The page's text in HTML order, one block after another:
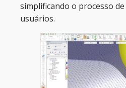
simplificando o processo
usuários.